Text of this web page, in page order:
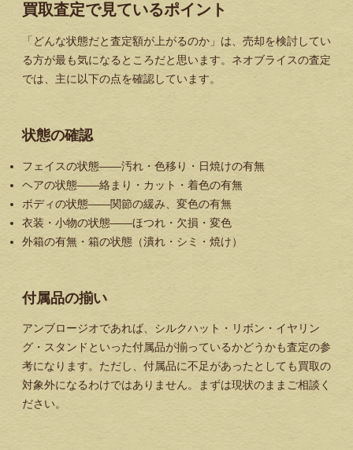
買取査定で見ているポイント
「どんな状態だと査定額が上がるのか」は、売却を検討してい
る方が最も気になるところだと思います。ネオブライスの査定
では、主に以下の点を確認しています。
状態の確認
フェイスの状態——汚れ・色移り・日焼けの有無
ヘアの状態——絡まり・カット・着色の有無
ボディの状態——関節の緩み、変色の有無
衣装・小物の状態——ほつれ・欠損・変色
外箱の有無・箱の状態（潰れ・シミ・焼け）
付属品の揃い
アンブロージオであれば、シルクハット・リボン・イヤリン
グ・スタンドといった付属品が揃っているかどうかも査定の参
考になります。ただし、付属品に不足があったとしても買取の
対象外になるわけではありません。まずは現状のままご相談く
ださい。